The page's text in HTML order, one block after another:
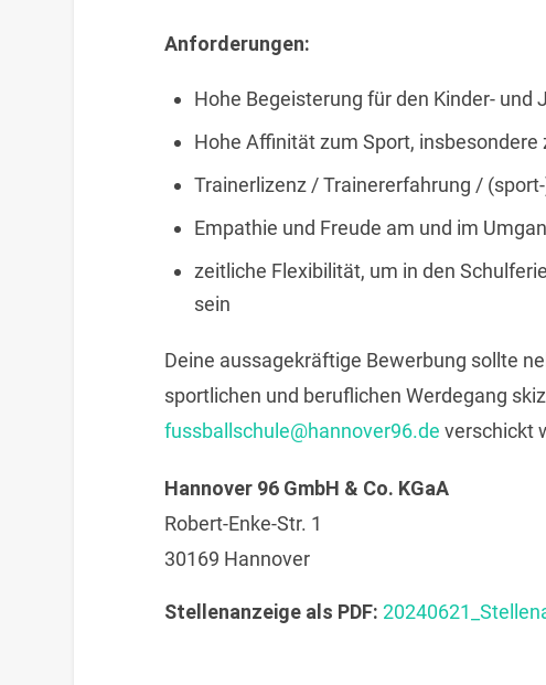
Anforderungen:
Hohe Begeisterung für den Kinder- und
Hohe Affinität zum Sport, insbesondere
Trainerlizenz / Trainererfahrung /
Empathie und Freude am und im
zeitliche Flexibilität, um in den
sein
Deine aussagekräftige Bewerbung sollte
sportlichen und beruflichen Werdegang
fussballschule@hannover96.de verschickt
Hannover 96 GmbH & Co. KGaA
Robert-Enke-Str. 1
30169 Hannover
Stellenanzeige als PDF: